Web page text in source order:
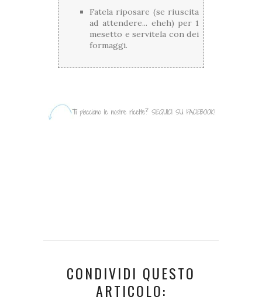
Fatela riposare (se riuscita
ad attendere... eheh) per 1
mesetto e servitela con dei
formaggi.
CONDIVIDI QUESTO
ARTICOLO: